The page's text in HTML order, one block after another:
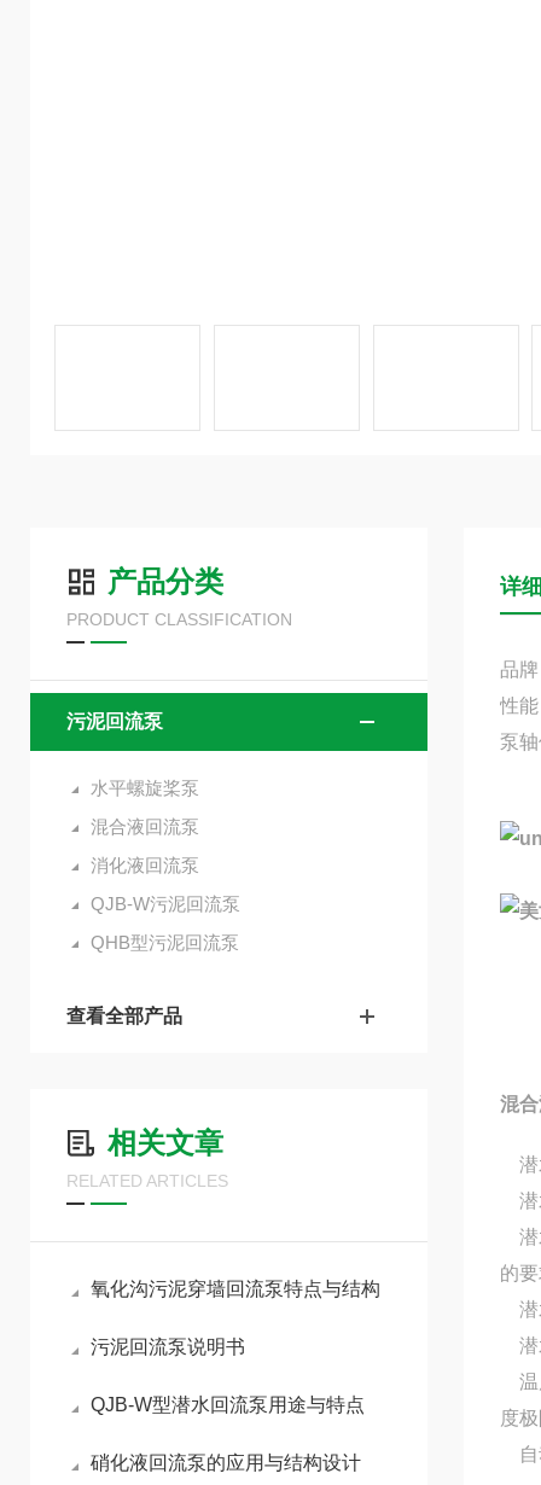
产品分类
PRODUCT CLASSIFICATION
污泥回流泵
水平螺旋桨泵
混合液回流泵
消化液回流泵
QJB-W污泥回流泵
QHB型污泥回流泵
查看全部产品
相关文章
RELATED ARTICLES
氧化沟污泥穿墙回流泵特点与结构
污泥回流泵说明书
QJB-W型潜水回流泵用途与特点
硝化液回流泵的应用与结构设计
详
品牌
性能
泵
混
潜
潜
潜
的
潜
潜
温
度
自